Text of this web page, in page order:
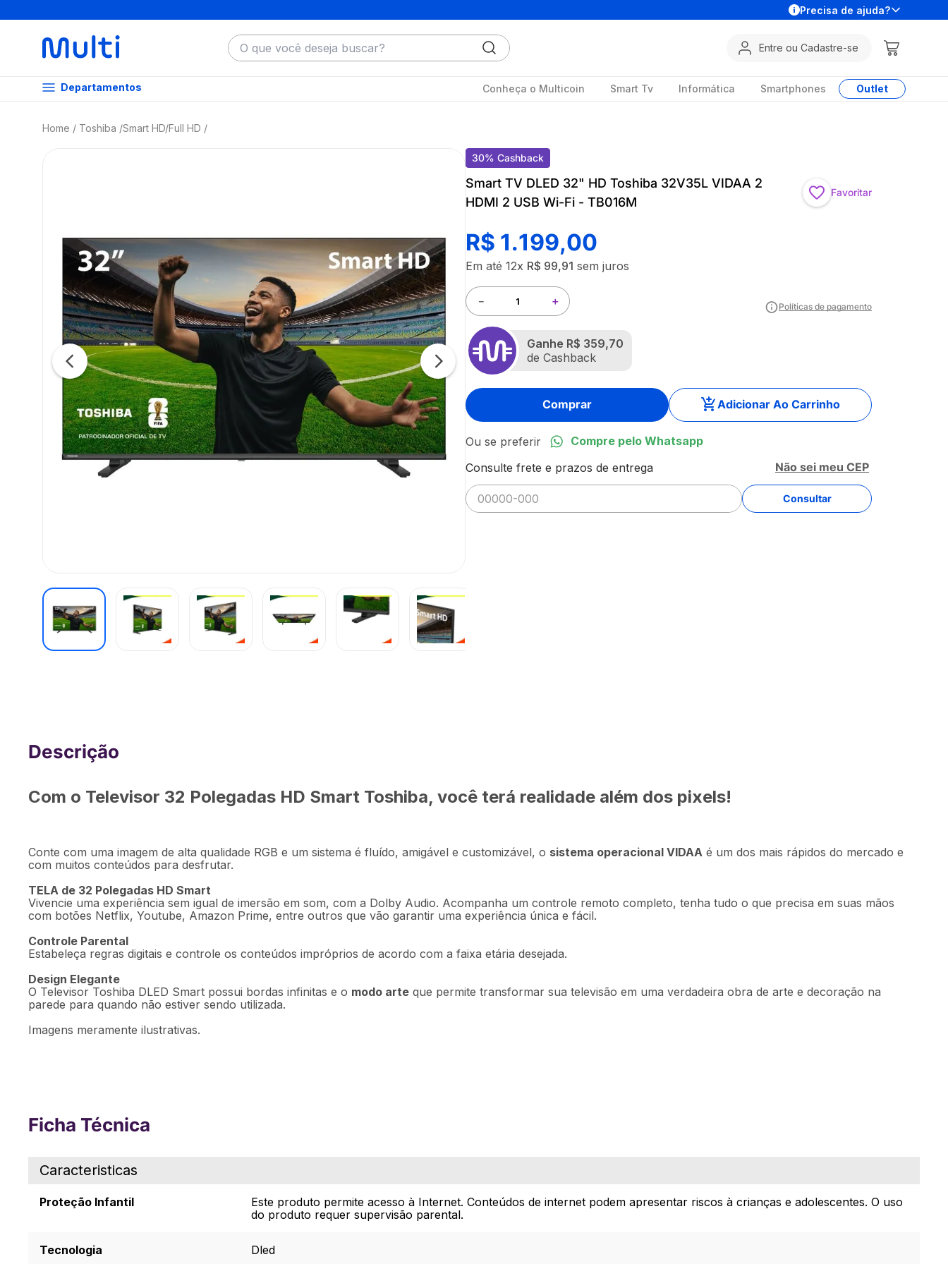
Precisa de ajuda?
O que você deseja buscar?
Entre ou Cadastre-se
Departamentos Conheça o Multicoin Smart Tv Informática Smartphones Outlet
Toshiba Smart HD/Full HD
30% Cashback
Smart TV DLED 32" HD Toshiba 32V35L VIDAA 2
HDMI 2 USB Wi-Fi - TB016M
Favoritar
R$ 1.199,00
Em até 12x R$ 99,91 sem juros
＋
－ Políticas de pagamento
Ganhe R$ 359,70
de Cashback
Comprar Adicionar Ao Carrinho
Compre pelo Whatsapp
Não sei meu CEP
USB Wi-Fi - TB016M
Vídeo do
Com o Televisor 32 Polegadas HD Smart Toshiba, você terá realidade além dos pixels!
Conte com uma imagem de alta qualidade RGB e um sistema é fluído, amigável e customizável, o sistema operacional VIDAA é um dos mais rápidos do mercado e
com muitos conteúdos para desfrutar.
TELA de 32 Polegadas HD Smart
Vivencie uma experiência sem igual de imersão em som, com a Dolby Audio. Acompanha um controle remoto completo, tenha tudo o que precisa em suas mãos
com botões Netflix, Youtube, Amazon Prime, entre outros que vão garantir uma experiência única e fácil.
Controle Parental
Estabeleça regras digitais e controle os conteúdos impróprios de acordo com a faixa etária desejada.
Design Elegante
O Televisor Toshiba DLED Smart possui bordas infinitas e o modo arte que permite transformar sua televisão em uma verdadeira obra de arte e decoração na
parede para quando não estiver sendo utilizada.
Imagens meramente ilustrativas.
Ficha Técnica
Caracteristicas
Proteção Infantil
Este produto permite acesso à Internet. Conteúdos de internet podem apresentar riscos à crianças e adolescentes. O uso
do produto requer supervisão parental.
Tecnologia Dled